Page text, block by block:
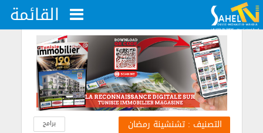
القائمة
التصنيف : تشنشينة رمضان برامج